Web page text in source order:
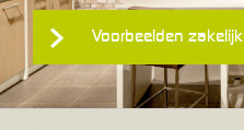
Voorbeelden zakelijk